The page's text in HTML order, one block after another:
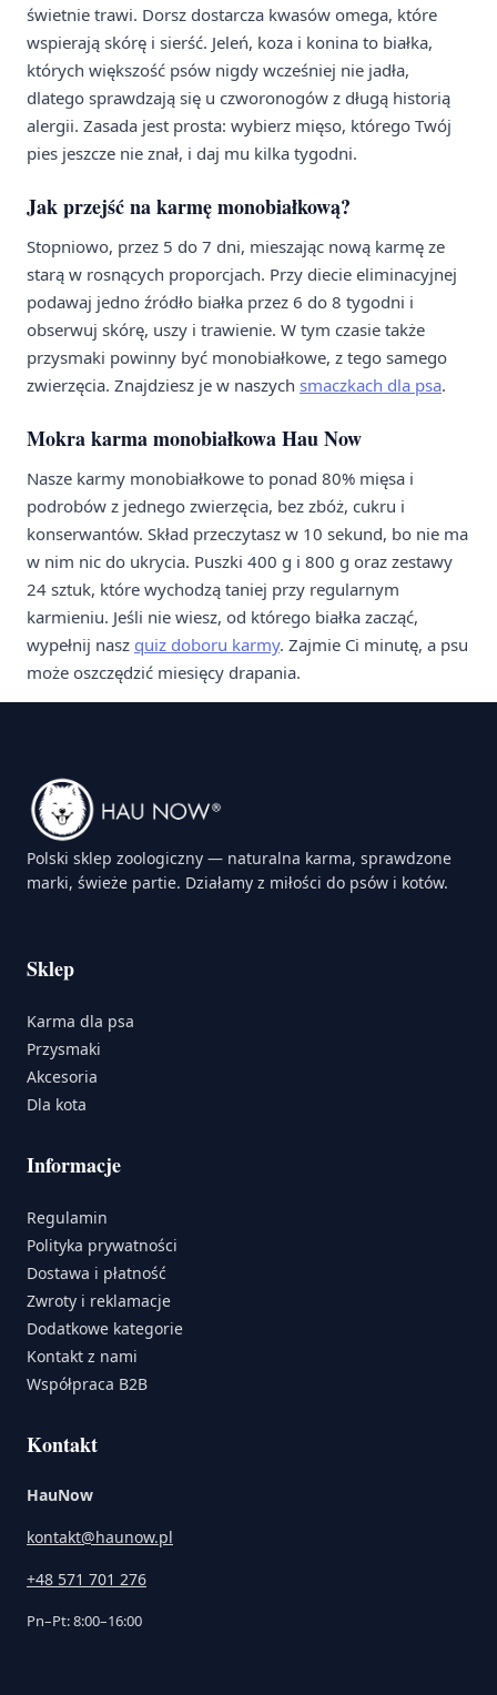
świetnie trawi. Dorsz dostarcza kwasów omega, które
wspierają skórę i sierść. Jeleń, koza i konina to białka,
których większość psów nigdy wcześniej nie jadła,
dlatego sprawdzają się u czworonogów z długą historią
alergii. Zasada jest prosta: wybierz mięso, którego Twój
pies jeszcze nie znał, i daj mu kilka tygodni.
Jak przejść na karmę monobiałkową?
Stopniowo, przez 5 do 7 dni, mieszając nową karmę ze
starą w rosnących proporcjach. Przy diecie eliminacyjnej
podawaj jedno źródło białka przez 6 do 8 tygodni i
obserwuj skórę, uszy i trawienie. W tym czasie także
przysmaki powinny być monobiałkowe, z tego samego
zwierzęcia. Znajdziesz je w naszych smaczkach dla psa.
Mokra karma monobiałkowa Hau Now
Nasze karmy monobiałkowe to ponad 80% mięsa i
podrobów z jednego zwierzęcia, bez zbóż, cukru i
konserwantów. Skład przeczytasz w 10 sekund, bo nie ma
w nim nic do ukrycia. Puszki 400 g i 800 g oraz zestawy
24 sztuk, które wychodzą taniej przy regularnym
karmieniu. Jeśli nie wiesz, od którego białka zacząć,
wypełnij nasz quiz doboru karmy. Zajmie Ci minutę, a psu
może oszczędzić miesięcy drapania.
Polski sklep zoologiczny — naturalna karma, sprawdzone
marki, świeże partie. Działamy z miłości do psów i kotów.
Sklep
Karma dla psa
Przysmaki
Akcesoria
Dla kota
Informacje
Regulamin
Polityka prywatności
Dostawa i płatność
Zwroty i reklamacje
Dodatkowe kategorie
Kontakt z nami
Współpraca B2B
Kontakt
HauNow
kontakt@haunow.pl
+48 571 701 276
Pn–Pt: 8:00–16:00